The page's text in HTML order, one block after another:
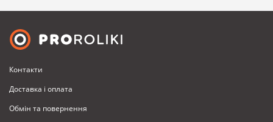
Контакти
Доставка i оплата
Обмiн та повернення